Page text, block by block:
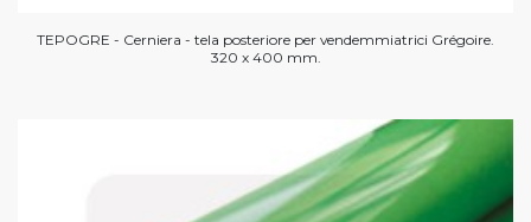
TEPOGRE - Cerniera - tela posteriore per vendemmiatrici Grégoire.
320 x 400 mm.